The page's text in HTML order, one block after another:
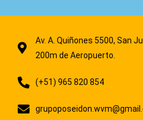
Av. A. Quiñones 5500, San
200m de Aeropuerto.
(+51) 965 820 854